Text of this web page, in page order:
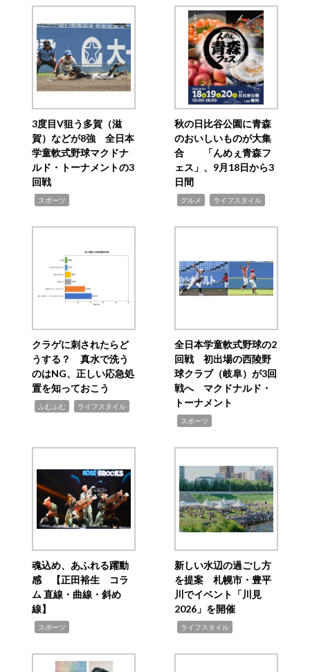
3度目V狙う多賀（滋
賀）などが8強 全日本
学童軟式野球マクドナ
ルド・トーナメントの3
回戦
スポーツ
秋の日比谷公園に青森
のおいしいものが大集
合 「んめぇ青森フ
ェス」、9月18日から3
日間
グルメ ライフスタイル
クラゲに刺されたらど
うする？ 真水で洗う
のはNG、正しい応急処
置を知っておこう
ふむふむ ライフスタイル
全日本学童軟式野球の2
回戦 初出場の西陵野
球クラブ（岐阜）が3回
戦へ マクドナルド・
トーナメント
スポーツ
魂込め、あふれる躍動
感 【正田裕生 コラ
ム 直線・曲線・斜め
線】
スポーツ
新しい水辺の過ごし方
を提案 札幌市・豊平
川でイベント「川見
2026」を開催
ライフスタイル